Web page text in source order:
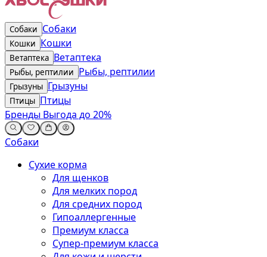
Собаки Собаки
Кошки Кошки
Ветаптека Ветаптека
Рыбы, рептилии Рыбы, рептилии
Грызуны Грызуны
Птицы Птицы
Бренды Выгода до 20%
Собаки
Сухие корма
Для щенков
Для мелких пород
Для средних пород
Гипоаллергенные
Премиум класса
Супер-премиум класса